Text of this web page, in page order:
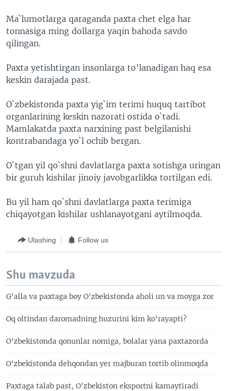
Ma`lumotlarga qaraganda paxta chet elga har
tonnasiga ming dollarga yaqin bahoda savdo
qilingan.
Paxta yetishtirgan insonlarga to’lanadigan haq esa
keskin darajada past.
O`zbekistonda paxta yig`im terimi huquq tartibot
organlarining keskin nazorati ostida o`tadi.
Mamlakatda paxta narxining past belgilanishi
kontrabandaga yo`l ochib bergan.
O`tgan yil qo`shni davlatlarga paxta sotishga uringan
bir guruh kishilar jinoiy javobgarlikka tortilgan edi.
Bu yil ham qo`shni davlatlarga paxta terimiga
chiqayotgan kishilar ushlanayotgani aytilmoqda.
Ulashing Follow us
Shu mavzuda
G'alla va paxtaga boy O'zbekistonda aholi un va moyga zor
Oq oltindan daromadning huzurini kim ko'rayapti?
O'zbekistonda qonunlar nomiga, bolalar yana paxtazorda
O'zbekistonda dehqondan yer majburan tortib olinmoqda
Paxtaga talab past, O'zbekiston eksportni kamaytiradi